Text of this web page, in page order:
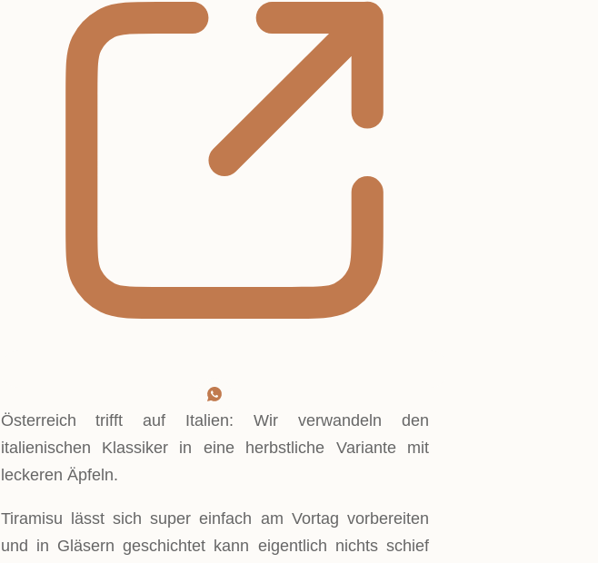
Österreich trifft auf Italien: Wir verwandeln den
italienischen Klassiker in eine herbstliche Variante mit
leckeren Äpfeln.
Tiramisu lässt sich super einfach am Vortag vorbereiten
und in Gläsern geschichtet kann eigentlich nichts schief